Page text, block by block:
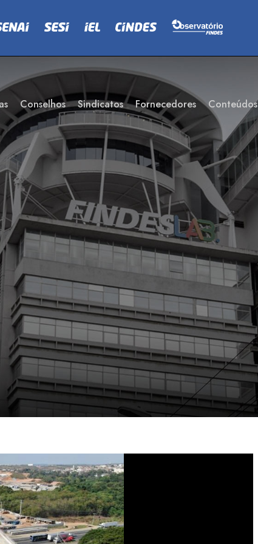
Conselhos Sindicatos Fornecedores Conteúdos